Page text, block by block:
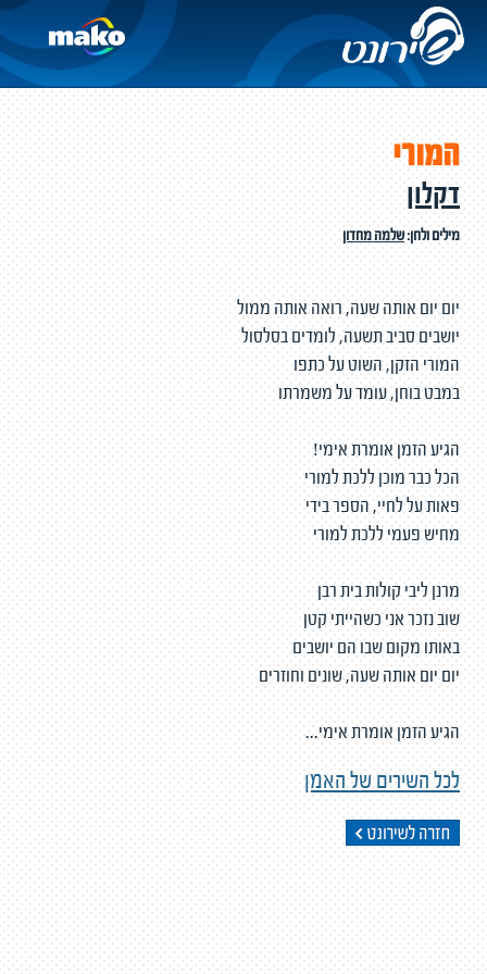
המורי
דקלון
מילים ולחן:שלמה מחדון
יום יום אותה שעה, רואה אותה ממול
יושבים סביב תשעה, לומדים בסלסול
המורי הזקן, השוט על כתפו
במבט בוחן, עומד על משמרתו
הגיע הזמן אומרת אימי!
הכל כבר מוכן ללכת למורי
פאות על לחיי, הספר בידי
מחיש פעמי ללכת למורי
מרנן ליבי קולות בית רבן
שוב נזכר אני כשהייתי קטן
באותו מקום שבו הם יושבים
יום יום אותה שעה, שונים וחוזרים
הגיע הזמן אומרת אימי...
לכל השירים של האמן